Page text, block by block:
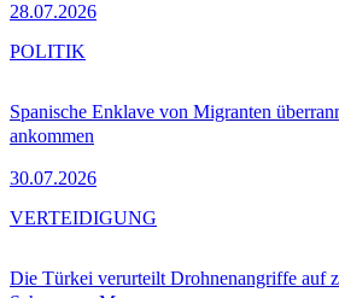
28.07.2026
Spanische Enklave von Migranten
ankommen
30.07.2026
POLITIK
Die Türkei verurteilt Drohnenangriffe auf
VERTEIDIGUNG